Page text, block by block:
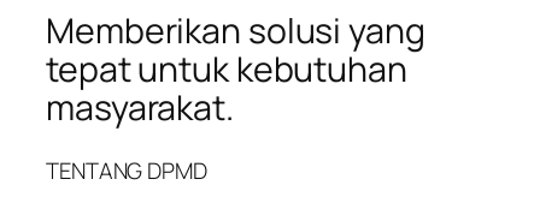
Memberikan solusi yang
tepat untuk kebutuhan
masyarakat.
TENTANG DPMD